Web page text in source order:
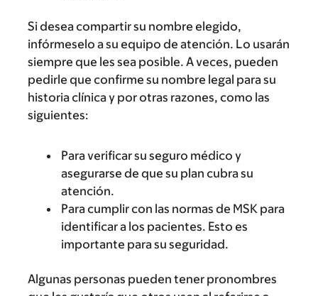
Si desea compartir su nombre elegido,
infórmeselo a su equipo de atención. Lo usarán
siempre que les sea posible. A veces, pueden
pedirle que confirme su nombre legal para su
historia clínica y por otras razones, como las
siguientes:
Para verificar su seguro médico y
asegurarse de que su plan cubra su
atención.
Para cumplir con las normas de MSK para
identificar a los pacientes. Esto es
importante para su seguridad.
Algunas personas pueden tener pronombres